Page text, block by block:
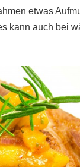
etwas
kann auch bei